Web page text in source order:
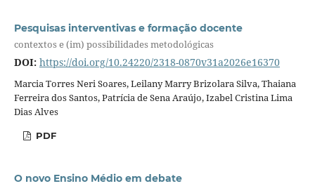
Pesquisas interventivas e formação docente
contextos e (im) possibilidades metodológicas
DOI: https://doi.org/10.24220/2318-0870v31a2026e16370
Marcia Torres Neri Soares, Leilany Marry Brizolara Silva, Thaiana
Ferreira dos Santos, Patrícia de Sena Araújo, Izabel Cristina Lima
Dias Alves
PDF
O novo Ensino Médio em debate